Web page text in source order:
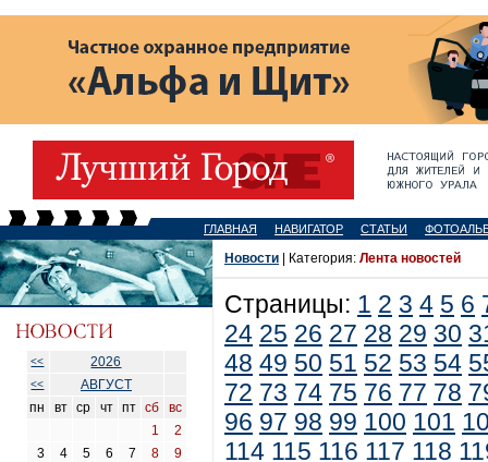
ГЛАВНАЯ НАВИГАТОР СТАТЬИ
<< 2026
<<
АВГУСТ
пн
вт ср чт пт сб
вс
1
2
3
4 5 6 7 8
9
Новости | Категория: Лента новостей
Страницы: 1 2 3 4 5 6
24 25 26 27 28 29 30
48 49 50 51 52 53 54
72 73 74 75 76 77 78
96 97 98 99 100 101
114 115 116 117 118